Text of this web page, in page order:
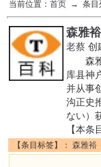
当前位置： 首页 → 条目
森雅裕
老蔡 创
森雅
库县神
并从事
沟正史
ない）
【本条
【条目标签】： 森雅裕